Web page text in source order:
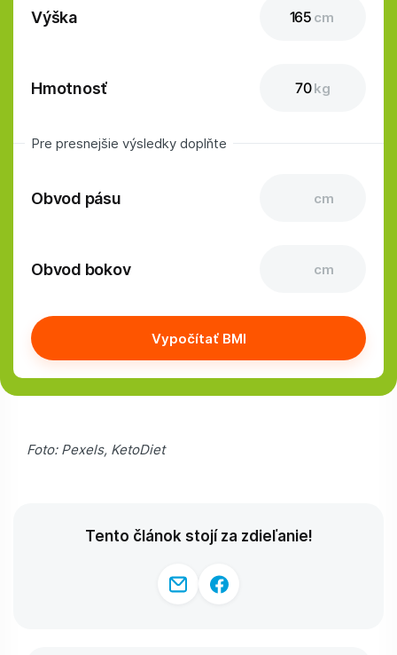
Výška cm
Hmotnosť kg
Pre presnejšie výsledky doplňte
Obvod pásu cm
Obvod bokov cm
Vypočítať BMI
Foto: Pexels, KetoDiet
Tento článok stojí za zdieľanie!